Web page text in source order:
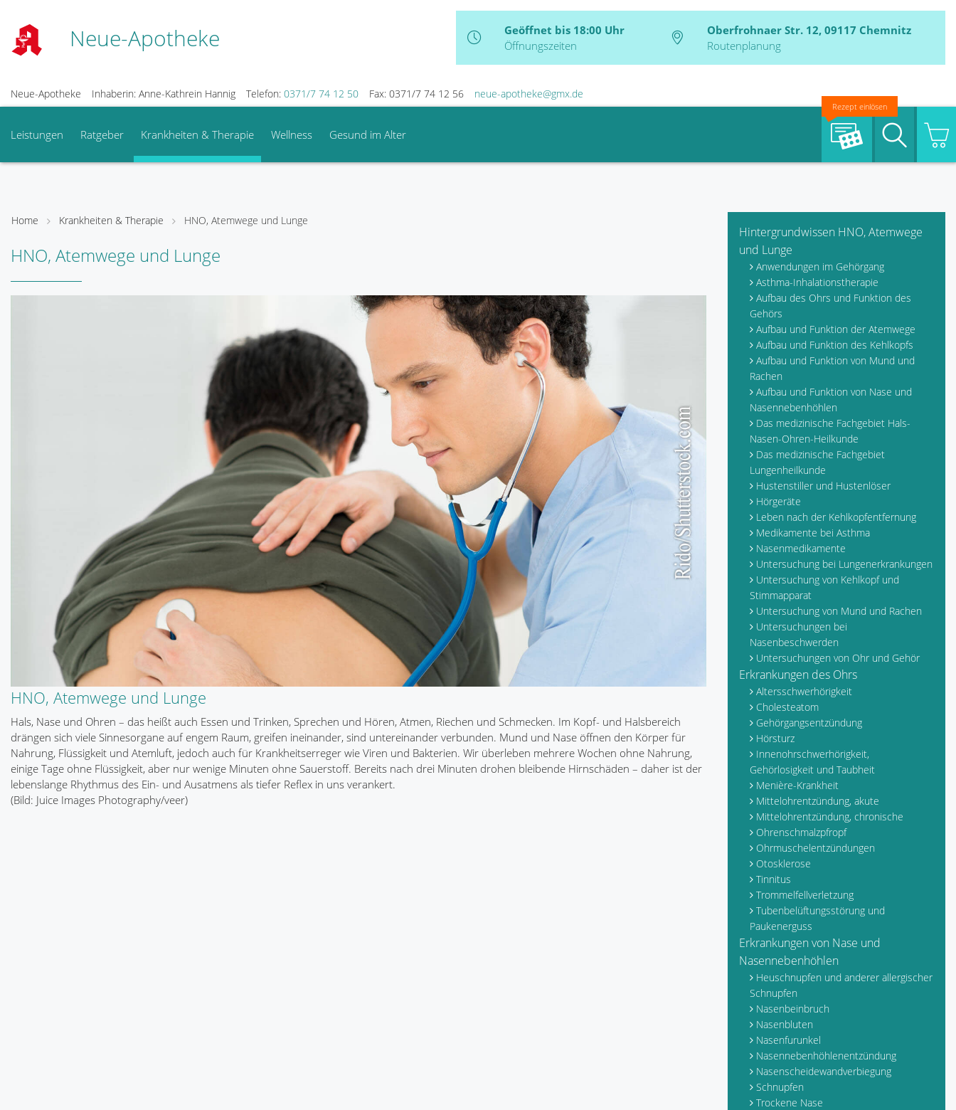
Neue-Apotheke
Geöffnet bis 18:00 Uhr
Öffnungszeiten
Oberfrohnaer Str. 12, 09117 Chemnitz
Routenplanung
Neue-Apotheke Inhaberin: Anne-Kathrein Hannig Telefon: 0371/7 74 12 50 Fax: 0371/7 74 12 56 neue-apotheke@gmx.de
Leistungen Ratgeber Krankheiten & Therapie Wellness Gesund im Alter
Rezept einlösen
Suche
Home Krankheiten & Therapie HNO, Atemwege und Lunge
HNO, Atemwege und Lunge
HNO, Atemwege und Lunge
Hals, Nase und Ohren – das heißt auch Essen und Trinken, Sprechen und Hören, Atmen, Riechen und Schmecken. Im Kopf- und Halsbereich
drängen sich viele Sinnesorgane auf engem Raum, greifen ineinander, sind untereinander verbunden. Mund und Nase öffnen den Körper für
Nahrung, Flüssigkeit und Atemluft, jedoch auch für Krankheitserreger wie Viren und Bakterien. Wir überleben mehrere Wochen ohne Nahrung,
einige Tage ohne Flüssigkeit, aber nur wenige Minuten ohne Sauerstoff. Bereits nach drei Minuten drohen bleibende Hirnschäden – daher ist der
lebenslange Rhythmus des Ein- und Ausatmens als tiefer Reflex in uns verankert.
(Bild: Juice Images Photography/veer)
Hintergrundwissen HNO, Atemwege
und Lunge
Anwendungen im Gehörgang
Asthma-Inhalationstherapie
Aufbau des Ohrs und Funktion des
Gehörs
Aufbau und Funktion der Atemwege
Aufbau und Funktion des Kehlkopfs
Aufbau und Funktion von Mund und
Rachen
Aufbau und Funktion von Nase und
Nasennebenhöhlen
Das medizinische Fachgebiet Hals-
Nasen-Ohren-Heilkunde
Das medizinische Fachgebiet
Lungenheilkunde
Hustenstiller und Hustenlöser
Hörgeräte
Leben nach der Kehlkopfentfernung
Medikamente bei Asthma
Nasenmedikamente
Untersuchung bei Lungenerkrankungen
Untersuchung von Kehlkopf und
Stimmapparat
Untersuchung von Mund und Rachen
Untersuchungen bei
Nasenbeschwerden
Untersuchungen von Ohr und Gehör
Erkrankungen des Ohrs
Altersschwerhörigkeit
Cholesteatom
Gehörgangsentzündung
Hörsturz
Innenohrschwerhörigkeit,
Gehörlosigkeit und Taubheit
Menière-Krankheit
Mittelohrentzündung, akute
Mittelohrentzündung, chronische
Ohrenschmalzpfropf
Ohrmuschelentzündungen
Otosklerose
Tinnitus
Trommelfellverletzung
Tubenbelüftungsstörung und
Paukenerguss
Erkrankungen von Nase und
Nasennebenhöhlen
Heuschnupfen und anderer allergischer
Schnupfen
Nasenbeinbruch
Nasenbluten
Nasenfurunkel
Nasennebenhöhlenentzündung
Nasenscheidewandverbiegung
Schnupfen
Trockene Nase